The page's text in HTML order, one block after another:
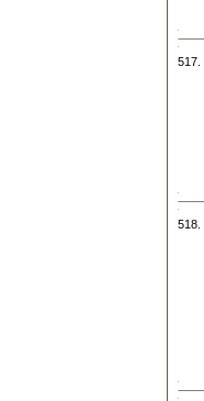
517.
518.